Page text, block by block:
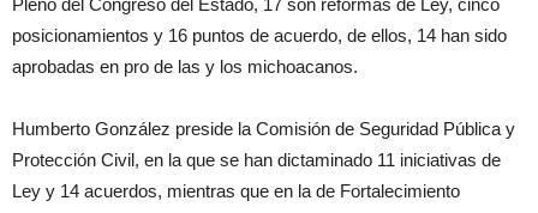
Pleno del Congreso del Estado, 17 son reformas de Ley, cinco
posicionamientos y 16 puntos de acuerdo, de ellos, 14 han sido
aprobadas en pro de las y los michoacanos.
Humberto González preside la Comisión de Seguridad Pública y
Protección Civil, en la que se han dictaminado 11 iniciativas de
Ley y 14 acuerdos, mientras que en la de Fortalecimiento